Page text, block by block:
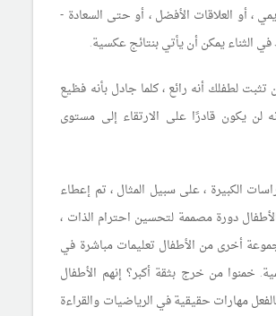
، أو العلاقات الأفضل ، أو حتى السعادة -
في الثناء يمكن أن يأتي بنتائج عكسية.
تثبت لطفلك أنه رائع ، كلما جادل بأنه فظيع
لن يكون قادرًا على الارتقاء إلى مستوى
الكبيرة ، على سبيل المثال ، تم إعطاء
دورة مصممة لتحسين احترام الذات ،
أخرى من الأطفال تعليمات مباشرة في
خمنوا من خرج بثقة أكبر؟ إنهم الأطفال
مهارات حقيقية في الرياضيات والقراءة